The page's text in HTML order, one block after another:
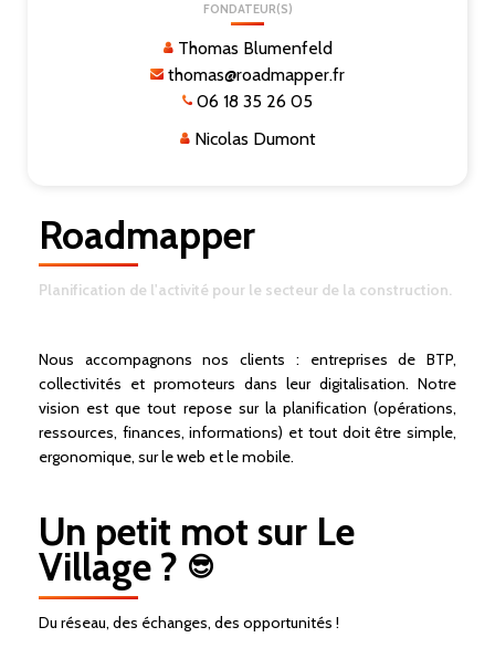
FONDATEUR(S)
Thomas Blumenfeld
thomas@roadmapper.fr
06 18 35 26 05
Nicolas Dumont
Roadmapper
Planification de l'activité pour le secteur de la construction.
Nous accompagnons nos clients : entreprises de BTP,
collectivités et promoteurs dans leur digitalisation. Notre
vision est que tout repose sur la planification (opérations,
ressources, finances, informations) et tout doit être simple,
ergonomique, sur le web et le mobile.
Un petit mot sur Le
Village ? 😎
Du réseau, des échanges, des opportunités !